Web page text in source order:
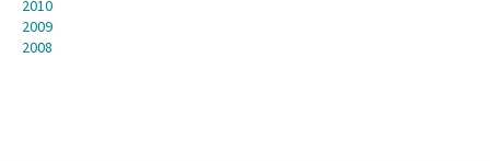
2010
2009
2008